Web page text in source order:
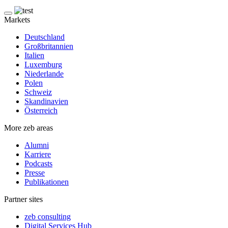
Markets
Deutschland
Großbritannien
Italien
Luxemburg
Niederlande
Polen
Schweiz
Skandinavien
Österreich
More zeb areas
Alumni
Karriere
Podcasts
Presse
Publikationen
Partner sites
zeb consulting
Digital Services Hub